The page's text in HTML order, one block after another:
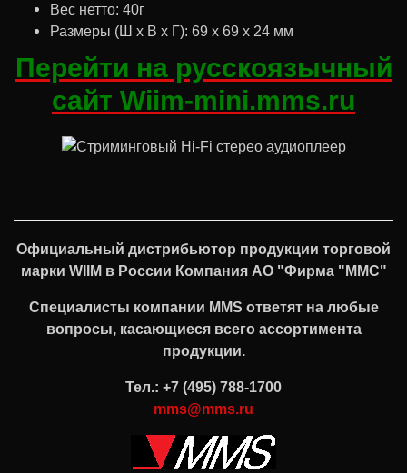
Вес нетто: 40г
Размеры (Ш х В х Г): 69 x 69 x 24 мм
Перейти на русскоязычный
сайт Wiim-mini.mms.ru
Официальный дистрибьютор продукции торговой
марки WIIM в России Компания АО "Фирма "ММС"
Специалисты компании MMS ответят на любые
вопросы, касающиеся всего ассортимента
продукции.
Тел.: +7 (495) 788-1700
mms@mms.ru